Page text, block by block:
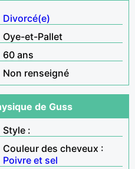
Divorcé(e)
Oye-et-Pallet
60 ans
Non renseigné
de Guss
Style :
Couleur des cheveux :
Poivre et sel